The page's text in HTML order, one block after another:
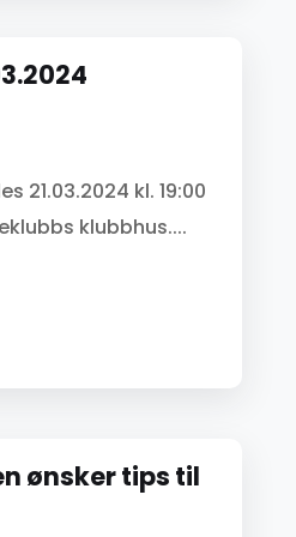
21.03.2024 kl. 19:00
klubbhus....
ønsker tips til